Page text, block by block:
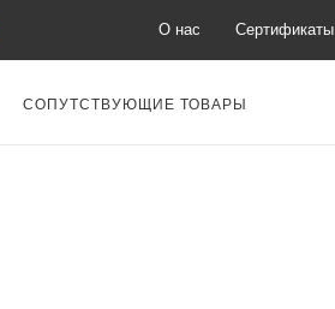
О нас Сертификаты
СОПУТСТВУЮЩИЕ ТОВАРЫ